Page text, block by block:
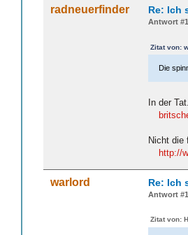
radneuerfinder Re: Ich
Antwort
Zitat von:
Die
In der Tat.
Nicht die
http://
warlord Re: Ich
Antwort
Zitat von: